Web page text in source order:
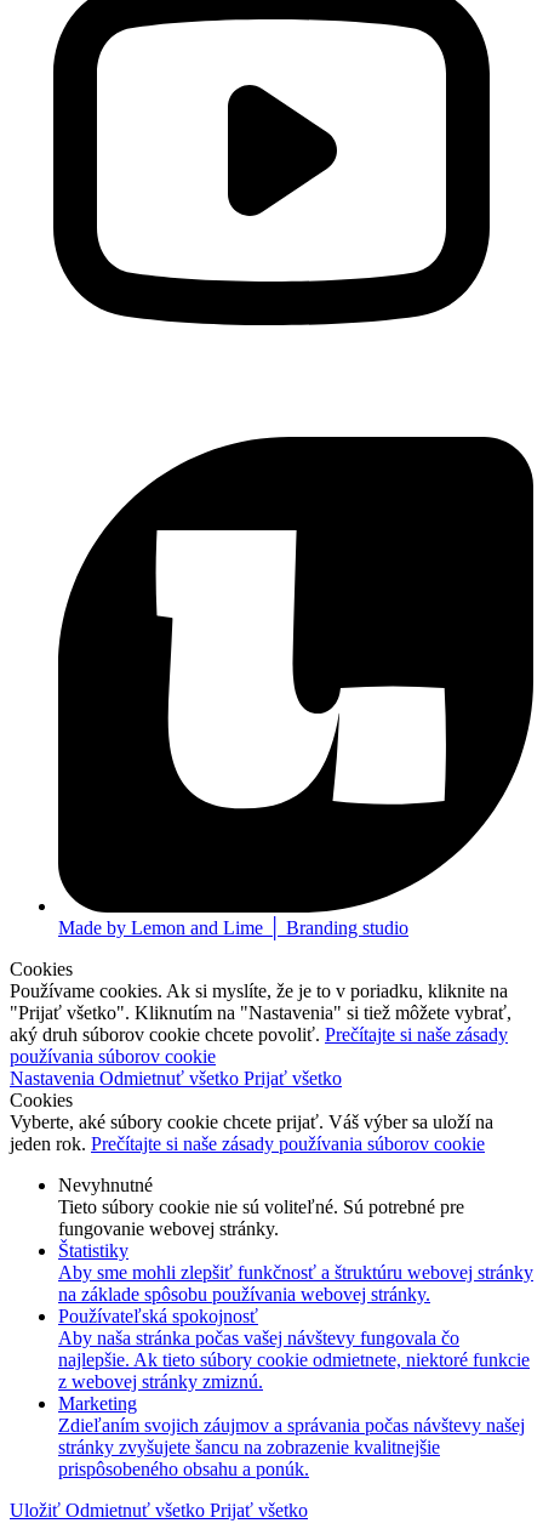
Made by Lemon and Lime │ Branding studio
Cookies
Používame cookies. Ak si myslíte, že je to v poriadku, kliknite na
"Prijať všetko". Kliknutím na "Nastavenia" si tiež môžete vybrať,
aký druh súborov cookie chcete povoliť. Prečítajte si naše zásady
používania súborov cookie
Nastavenia Odmietnuť všetko Prijať všetko
Cookies
Vyberte, aké súbory cookie chcete prijať. Váš výber sa uloží na
jeden rok. Prečítajte si naše zásady používania súborov cookie
Nevyhnutné
Tieto súbory cookie nie sú voliteľné. Sú potrebné pre
fungovanie webovej stránky.
Štatistiky
Aby sme mohli zlepšiť funkčnosť a štruktúru webovej stránky
na základe spôsobu používania webovej stránky.
Používateľská spokojnosť
Aby naša stránka počas vašej návštevy fungovala čo
najlepšie. Ak tieto súbory cookie odmietnete, niektoré funkcie
z webovej stránky zmiznú.
Marketing
Zdieľaním svojich záujmov a správania počas návštevy našej
stránky zvyšujete šancu na zobrazenie kvalitnejšie
prispôsobeného obsahu a ponúk.
Uložiť Odmietnuť všetko Prijať všetko